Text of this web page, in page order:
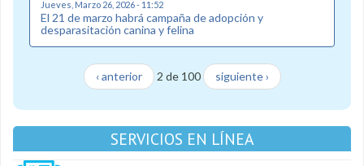
Jueves, Marzo 26, 2026 - 11:52
El 21 de marzo habrá campaña de adopción y
desparasitación canina y felina
‹ anterior 2 de 100 siguiente ›
SERVICIOS EN LÍNEA